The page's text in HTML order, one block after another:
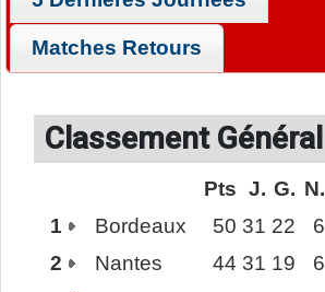
Matches Retours
Classement Général
Pts J. G. N.
1
Bordeaux 50 31 22 6
2
Nantes 44 31 19 6